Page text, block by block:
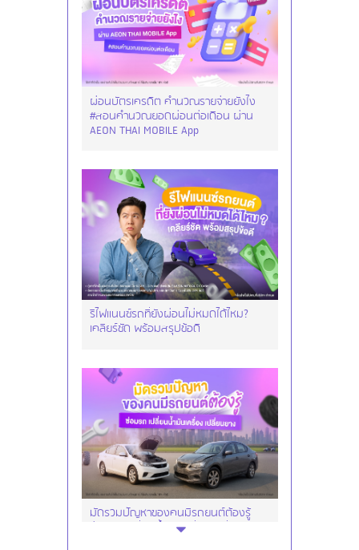
ผ่อนบัตรเครดิต คำนวณรายจ่ายยังไง
#สอนคำนวณยอดผ่อนต่อเดือน ผ่าน
AEON THAI MOBILE App
รีไฟแนนซ์รถที่ยังผ่อนไม่หมดได้ไหม?
เคลียร์ชัด พร้อมสรุปข้อดี
มัดรวมปัญหาของคนมีรถยนต์ต้องรู้
ซ่อมรถ เปลี่ยนน้ำมันเครื่อง เปลี่ยนยาง